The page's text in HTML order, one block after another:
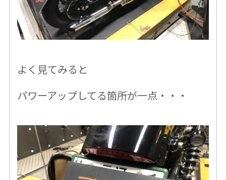
よく見てみると
パワーアップしてる箇所が一点・・・